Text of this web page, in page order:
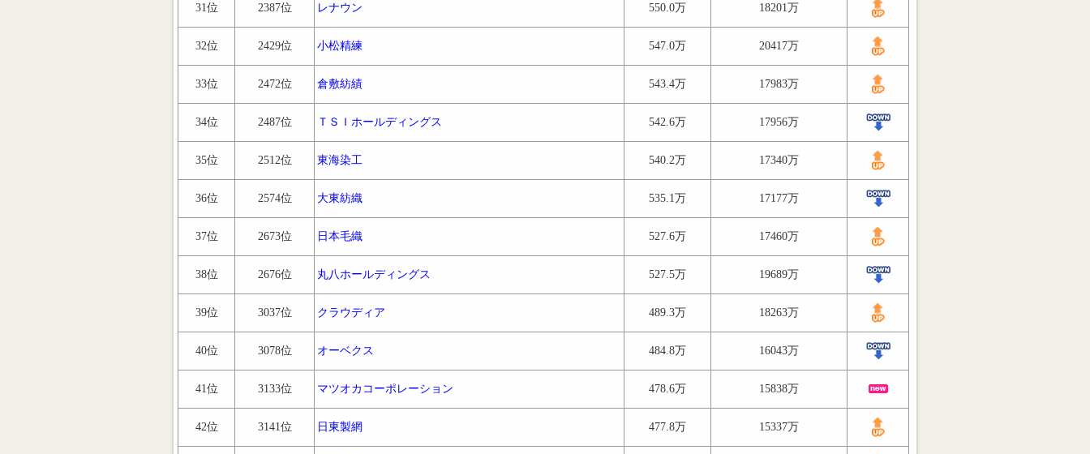
31位 2387位 レナウン 550.0万 18201万
32位 2429位 小松精練 547.0万 20417万
33位 2472位 倉敷紡績 543.4万 17983万
34位 2487位 ＴＳＩホールディングス 542.6万 17956万
35位 2512位 東海染工 540.2万 17340万
36位 2574位 大東紡織 535.1万 17177万
37位 2673位 日本毛織 527.6万 17460万
38位 2676位 丸八ホールディングス 527.5万 19689万
39位 3037位 クラウディア 489.3万 18263万
40位 3078位 オーベクス 484.8万 16043万
41位 3133位 マツオカコーポレーション 478.6万 15838万
42位 3141位 日東製網 477.8万 15337万